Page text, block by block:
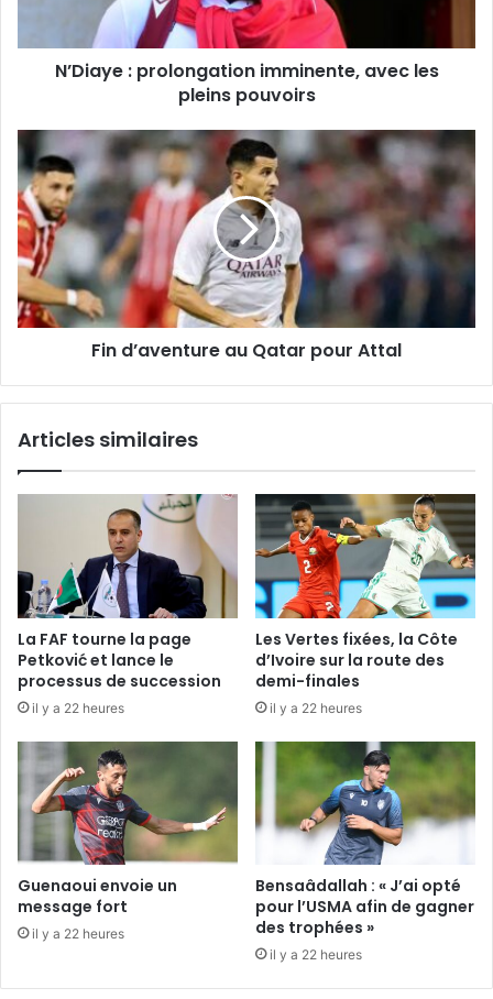
N’Diaye : prolongation imminente, avec les
pleins pouvoirs
d’aventure
au
Qatar
pour
Attal
Fin d’aventure au Qatar pour Attal
Articles similaires
La FAF tourne la page
Petković et lance le
processus de succession
il y a 22 heures
Les Vertes fixées, la Côte
d’Ivoire sur la route des
demi-finales
il y a 22 heures
Guenaoui envoie un
message fort
il y a 22 heures
Bensaâdallah : « J’ai opté
pour l’USMA afin de gagner
des trophées »
il y a 22 heures